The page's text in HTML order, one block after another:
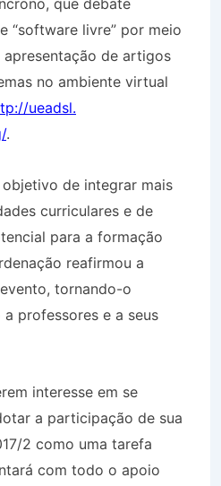
que debate
“software livre” por meio
de artigos
no ambiente virtual
ueadsl.
.
de integrar mais
curriculares e de
para a formação
reafirmou a
tornando-o
professores e a seus
interesse em se
a participação de sua
2 como uma tarefa
com todo o apoio